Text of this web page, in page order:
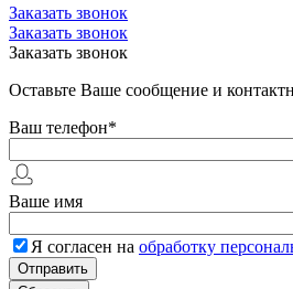
Заказать звонок
Заказать звонок
Заказать звонок
Оставьте Ваше сообщение и
Ваш телефон*
Ваше имя
Я согласен на обработку